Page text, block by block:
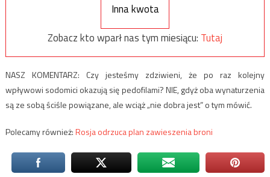
Inna kwota
Zobacz kto wparł nas tym miesiącu: Tutaj
NASZ KOMENTARZ: Czy jesteśmy zdziwieni, że po raz kolejny
wpływowi sodomici okazują się pedofilami? NIE, gdyż oba wynaturzenia
są ze sobą ściśle powiązane, ale wciąż „nie dobra jest” o tym mówić.
Polecamy również:Rosja odrzuca plan zawieszenia broni